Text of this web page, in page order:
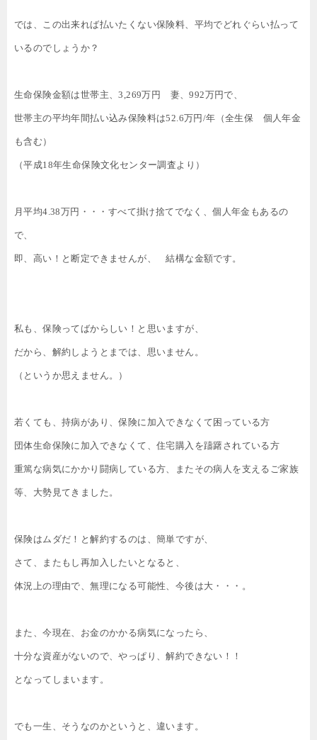
では、この出来れば払いたくない保険料、平均でどれぐらい払って
いるのでしょうか？
生命保険金額は世帯主、3,269万円 妻、992万円で、
世帯主の平均年間払い込み保険料は52.6万円 /年（全生保 個人年金
も含む）
（平成18年生命保険文化センター調査より）
月平均4.38万円・・・すべて掛け捨てでなく、個人年金もあるの
で、
即、高い！と断定できませんが、 結構な金額です。
私も、保険ってばからしい！と思いますが、
だから、解約しようとまでは、思いません。
（というか思えません。）
若くても、持病があり、保険に加入できなくて困っている方
団体生命保険に加入できなくて、住宅購入を躊躇されている方
重篤な病気にかかり闘病している方、またその病人を支えるご家族
等、大勢見てきました。
保険はムダだ！と解約するのは、簡単ですが、
さて、またもし再加入したいとなると、
体況上の理由で、無理になる可能性、今後は大・・・。
また、今現在、お金のかかる病気になったら、
十分な資産がないので、やっぱり、解約できない！！
となってしまいます。
でも一生、そうなのかというと、違います。